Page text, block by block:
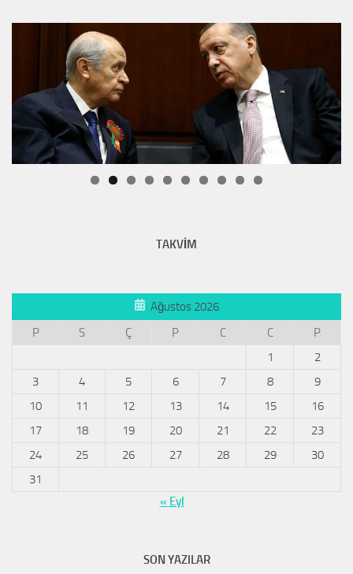
TAKVİM
Ağustos 2026
P
S Ç P C C
P
1
2
3
4 5 6 7 8
9
10
11 12 13 14 15
16
17
18 19 20 21 22
23
24
25 26 27 28 29
30
31
« Eyl
SON YAZILAR